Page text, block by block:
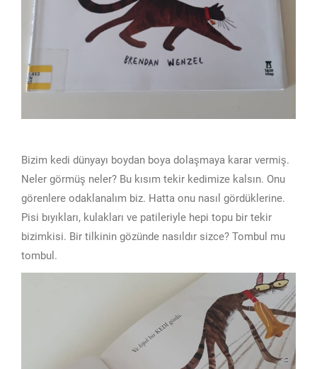
Bizim kedi dünyayı boydan boya dolaşmaya karar vermiş.
Neler görmüş neler? Bu kısım tekir kedimize kalsın. Onu
görenlere odaklanalım biz. Hatta onu nasıl gördüklerine.
Pisi bıyıkları, kulakları ve patileriyle hepi topu bir tekir
bizimkisi. Bir tilkinin gözünde nasıldır sizce? Tombul mu
tombul.